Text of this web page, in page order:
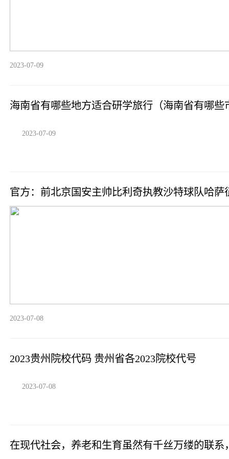
2023-07-09
海南省有哪些地方适合研学旅行（海南省有哪些
2023-07-09
官方：前北京国安主帅比利奇执教沙特球队哈萨
2023-07-08
2023贵州院校代码 贵州省各2023院校代号
2023-07-08
在现代社会，养老和生育虽然有千丝万缕的联系